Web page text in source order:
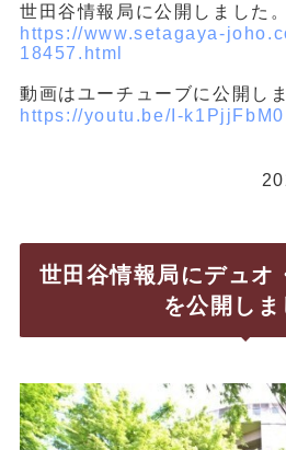
世田谷情報局に公開しました。
https://www.setagaya-
18457.html
動画はユーチューブに公開し
https://youtu.be/I-k1PjjFbM0
世田谷情報局にデュオ
を公開しま